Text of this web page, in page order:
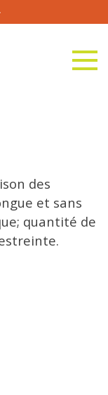
des
et sans
quantité de